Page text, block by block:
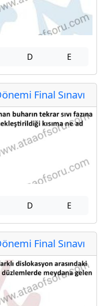
D E
Final Sınavı
D E
Final Sınavı